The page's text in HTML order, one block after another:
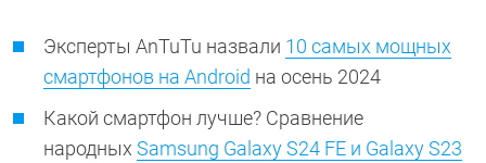
Эксперты AnTuTu назвали 10 самых мощных
смартфонов на Android на осень 2024
Какой смартфон лучше? Сравнение
народных Samsung Galaxy S24 FE и Galaxy S23